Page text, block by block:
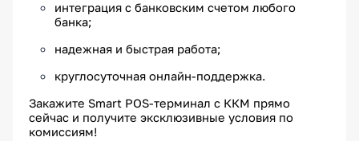
интеграция с банковским счетом любого
банка;
надежная и быстрая работа;
круглосуточная онлайн-поддержка.
Закажите Smart POS-терминал с ККМ прямо
сейчас и получите эксклюзивные условия по
комиссиям!